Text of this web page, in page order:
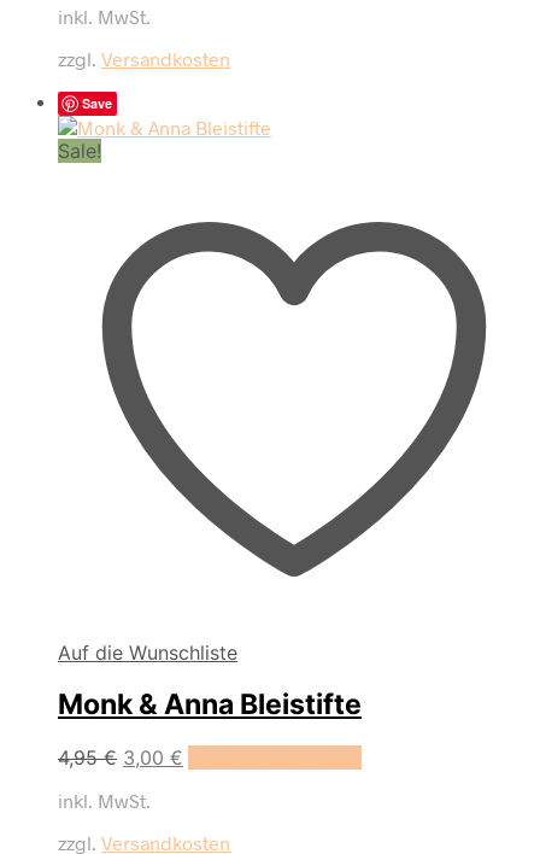
inkl. MwSt.
zzgl. Versandkosten
Save
Sale!
Auf die Wunschliste
Monk & Anna Bleistifte
4,95€ 3,00 €
inkl. MwSt.
zzgl. Versandkosten